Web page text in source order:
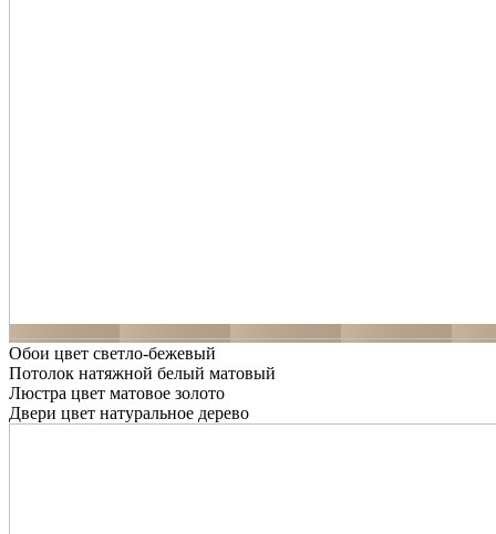
Обои цвет светло-бежевый
Потолок натяжной белый матовый
Люстра цвет матовое золото
Двери цвет натуральное дерево